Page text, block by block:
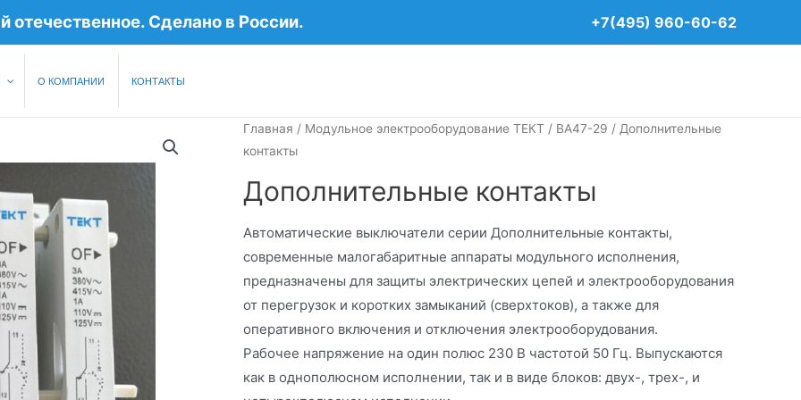
Сделано в России. +7(495) 960-60-62
О КОМПАНИИ КОНТАКТЫ
Главная / Модульное электрооборудование ТЕКТ / ВА47-29 / Дополнительные
контакты
Дополнительные контакты
Автоматические выключатели серии Дополнительные контакты,
современные малогабаритные аппараты модульного исполнения,
предназначены для защиты электрических цепей и электрооборудования
от перегрузок и коротких замыканий (сверхтоков), а также для
оперативного включения и отключения электрооборудования.
Рабочее напряжение на один полюс 230 В частотой 50 Гц. Выпускаются
как в однополюсном исполнении, так и в виде блоков: двух-, трех-, и